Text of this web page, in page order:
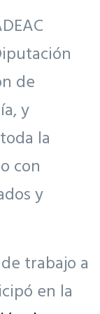
de
y
la
con
y
trabajo a
en la